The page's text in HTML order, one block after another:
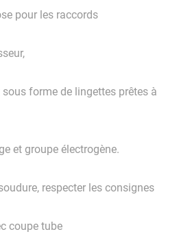
pour les raccords
forme de lingettes prêtes à
et groupe électrogène.
respecter les consignes
coupe tube